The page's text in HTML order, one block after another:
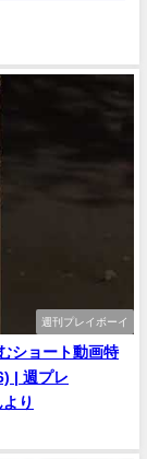
週刊プレイボーイ
ショート動画特
| 週プレ
り